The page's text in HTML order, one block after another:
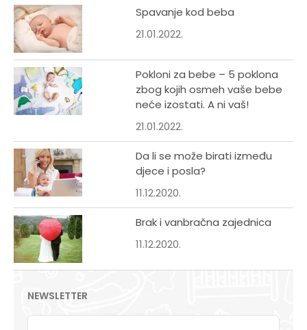
Spavanje kod beba
21.01.2022.
Pokloni za bebe – 5 poklona
zbog kojih osmeh vaše bebe
neće izostati. A ni vaš!
21.01.2022.
Da li se može birati između
djece i posla?
11.12.2020.
Brak i vanbračna zajednica
11.12.2020.
NEWSLETTER